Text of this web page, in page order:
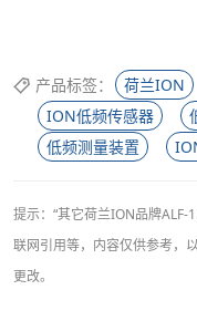
产品标签： 荷兰ION
ION低频传感器
低频测量装置
提示：“其它荷兰ION品牌ALF-
联网引用等，内容仅供参考，
更改。